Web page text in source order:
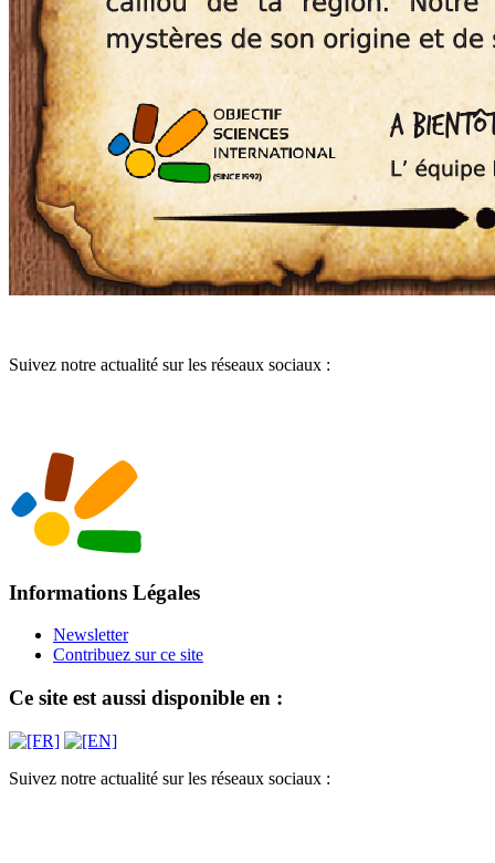
Suivez notre actualité sur les réseaux sociaux :
Informations Légales
Newsletter
Contribuez sur ce site
Ce site est aussi disponible en :
Suivez notre actualité sur les réseaux sociaux :